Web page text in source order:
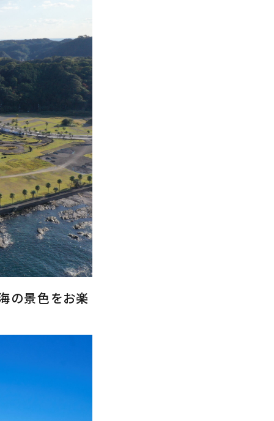
の景色をお楽